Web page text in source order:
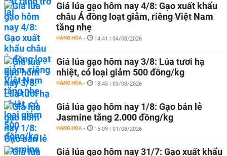
Giá lúa gạo hôm nay 4/8: Gạo xuất khẩu
châu Á đồng loạt giảm, riêng Việt Nam
tăng nhẹ
HÀNG HÓA - 14:41 | 04/08/2026
Giá lúa gạo hôm nay 3/8: Lúa tươi hạ
nhiệt, có loại giảm 500 đồng/kg
HÀNG HÓA - 13:45 | 03/08/2026
Giá lúa gạo hôm nay 1/8: Gạo bán lẻ
Jasmine tăng 2.000 đồng/kg
HÀNG HÓA - 15:09 | 01/08/2026
Giá lúa gạo hôm nay 31/7: Gạo xuất khẩu